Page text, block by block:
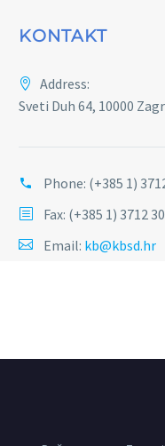
KONTAKT
Address:
Sveti Duh 64, 10000
Phone: (+385 1)
Fax: (+385 1) 3712
Email: kb@kbsd.hr